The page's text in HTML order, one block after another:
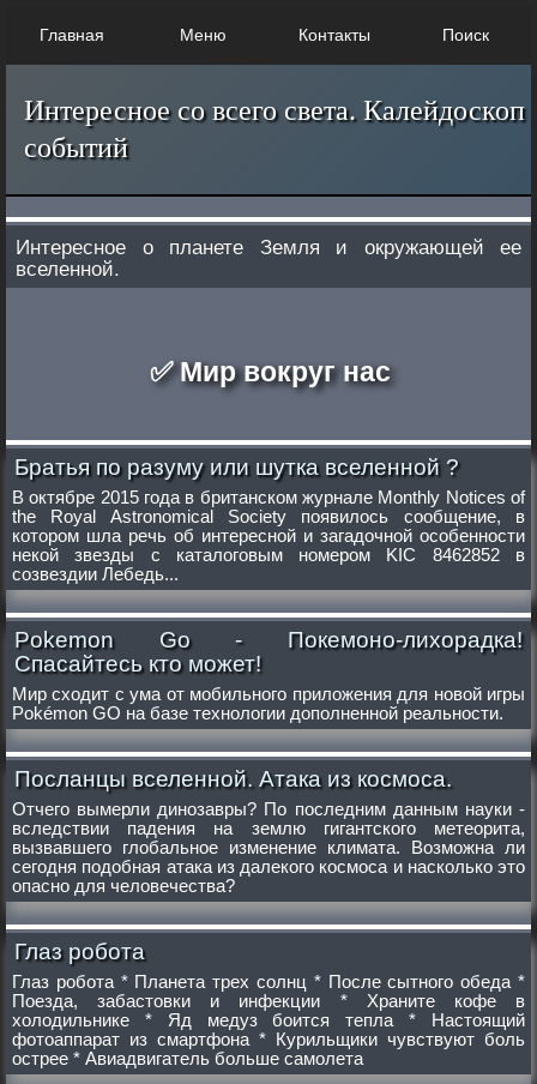
Главная Меню Контакты Поиск
Интересное со всего света. Калейдоскоп
событий
Интересное о планете Земля и окружающей ее
вселенной.
✅ Мир вокруг нас
Братья по разуму или шутка вселенной ?
В октябре 2015 года в британском журнале Monthly Notices of
the Royal Astronomical Society появилось сообщение, в
котором шла речь об интересной и загадочной особенности
некой звезды с каталоговым номером KIC 8462852 в
созвездии Лебедь...
Pokemon Go - Покемоно-лихорадка!
Спасайтесь кто может!
Мир сходит с ума от мобильного приложения для новой игры
Pokémon GO на базе технологии дополненной реальности.
Посланцы вселенной. Атака из космоса.
Отчего вымерли динозавры? По последним данным науки -
вследствии падения на землю гигантского метеорита,
вызвавшего глобальное изменение климата. Возможна ли
сегодня подобная атака из далекого космоса и насколько это
опасно для человечества?
Глаз робота
Глаз робота * Планета трех солнц * После сытного обеда *
Поезда, забастовки и инфекции * Храните кофе в
холодильнике * Яд медуз боится тепла * Настоящий
фотоаппарат из смартфона * Курильщики чувствуют боль
острее * Авиадвигатель больше самолета